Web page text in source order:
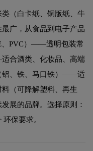
（白卡纸、铜版纸、牛
广，从食品到电子产品
、PVC）——透明包装常
合酒类、化妆品、高端
铝、铁、马口铁）——适
（可降解塑料、再生
展的品牌。选择原则：
保要求。